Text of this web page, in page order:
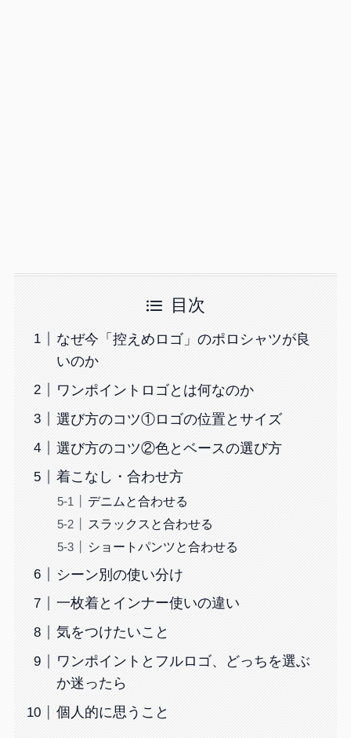
目次
なぜ今「控えめロゴ」のポロシャツが良
いのか
ワンポイントロゴとは何なのか
選び方のコツ①ロゴの位置とサイズ
選び方のコツ②色とベースの選び方
着こなし・合わせ方
デニムと合わせる
スラックスと合わせる
ショートパンツと合わせる
シーン別の使い分け
一枚着とインナー使いの違い
気をつけたいこと
ワンポイントとフルロゴ、どっちを選ぶ
か迷ったら
個人的に思うこと